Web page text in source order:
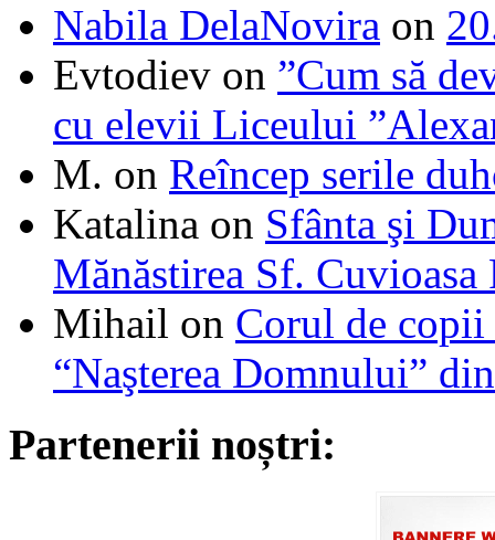
Nabila DelaNovira on
Evtodiev on ”Cum să
cu elevii Liceului
M. on Reîncep serile
Katalina on Sfânta şi
Mănăstirea Sf. Cuvioasa
Mihail on Corul de
“Naşterea Domnului”
Partenerii noștri: